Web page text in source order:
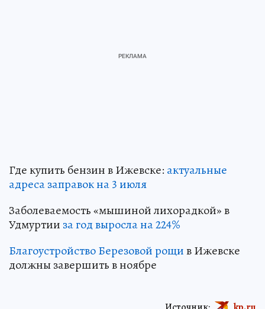
Где купить бензин в Ижевске: актуальные
адреса заправок на 3 июля
Заболеваемость «мышиной лихорадкой» в
Удмуртии за год выросла на 224%
Благоустройство Березовой рощив Ижевске
должны завершить в ноябре